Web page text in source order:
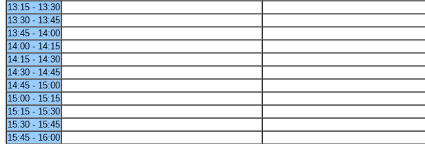
13:15 - 13:30
13:30 - 13:45
13:45 - 14:00
14:00 - 14:15
14:15 - 14:30
14:30 - 14:45
14:45 - 15:00
15:00 - 15:15
15:15 - 15:30
15:30 - 15:45
15:45 - 16:00